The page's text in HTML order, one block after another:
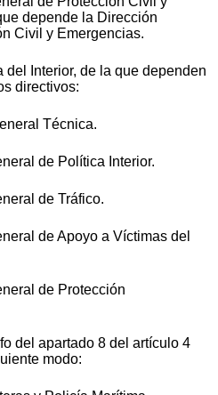
depende la Dirección
Civil y Emergencias.
Interior, de la que dependen
directivos:
Técnica.
de Política Interior.
de Tráfico.
de Apoyo a Víctimas del
de Protección
del apartado 8 del artículo 4
modo: